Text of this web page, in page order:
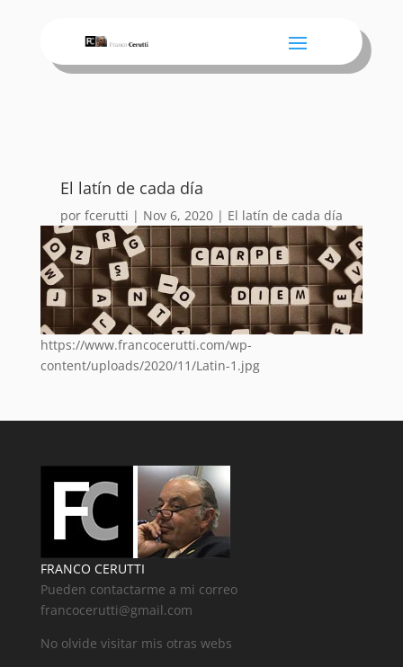
El latín de cada día
por fcerutti | Nov 6, 2020| El latín de cada día
https://www.francocerutti.com/wp-
content/uploads/2020/11/Latin-1.jpg
FRANCO CERUTTI
Pueden contactarme a mi correo
francocerutti@gmail.com
No olvide visitar mis otras webs